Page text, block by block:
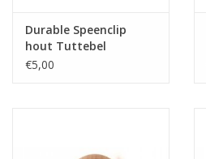
Sale / Coupons
Durable Speenclip
hout Tuttebel
€5,00